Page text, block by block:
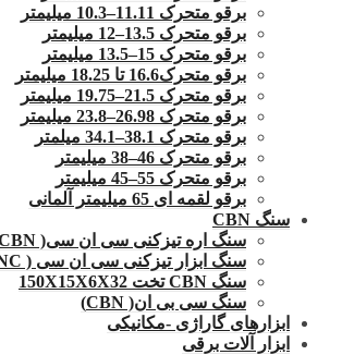
برقو متحرک 11.11–10.3 میلیمتر
برقو متحرک 13.5–12 میلیمتر
برقو متحرک 15–13.5 میلیمتر
برقو متحرک16.6 تا 18.25 میلیمتر
برقو متحرک 21.5–19.75 میلیمتر
برقو متحرک 26.98–23.8 میلیمتر
برقو متحرک 38.1–34.1 میلمتر
برقو متحرک 46–38 میلیمتر
برقو متحرک 55–45 میلیمتر
برقو لقمه ای 65 میلیمتر آلمانی
سنگ CBN
سنگ اره تیزکنی سی ان سی( CBN)
سنگ ابزار تیزکنی سی ان سی ( CNC)
سنگ CBN تخت 150X15X6X32
سنگ سی بی ان( CBN)
ابزارهای گاراژی -مکانیکی
ابزار آلات برقی